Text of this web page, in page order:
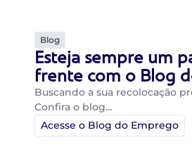
Blog
Esteja sempre um
frente com o Blog
Buscando a sua recolocação
Confira o blog…
Acesse o Blog do Emprego